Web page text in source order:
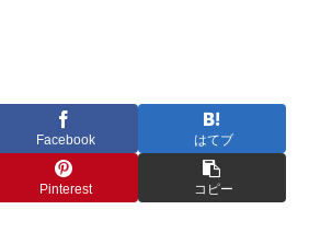
Facebook はてブ
Pinterest コピー